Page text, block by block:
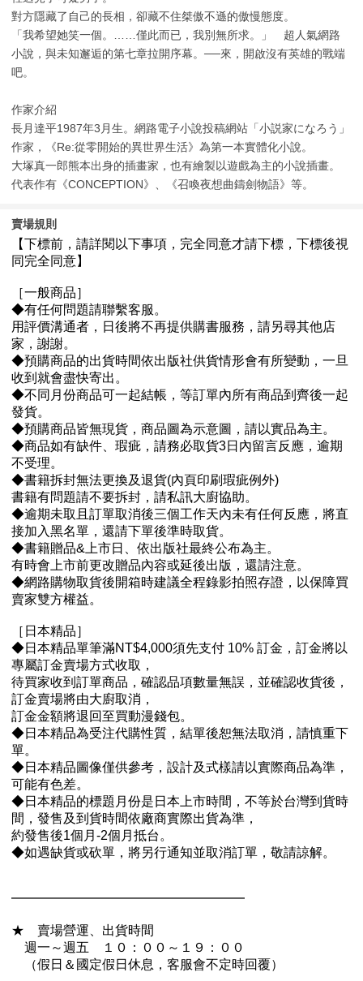
對方隱藏了自己的長相，卻藏不住桀傲不遜的傲慢態度。
「我希望她笑一個。……僅此而已，我別無所求。」 超人氣網路
小說，與未知邂逅的第七章拉開序幕。──來，開啟沒有英雄的戰端
吧。
作家介紹
長月達平1987年3月生。網路電子小說投稿網站「小説家になろう」
作家，《Re:從零開始的異世界生活》為第一本實體化小說。
大塚真一郎熊本出身的插畫家，也有繪製以遊戲為主的小說插畫。
代表作有《CONCEPTION》、《召喚夜想曲鑄劍物語》等。
賣場規則